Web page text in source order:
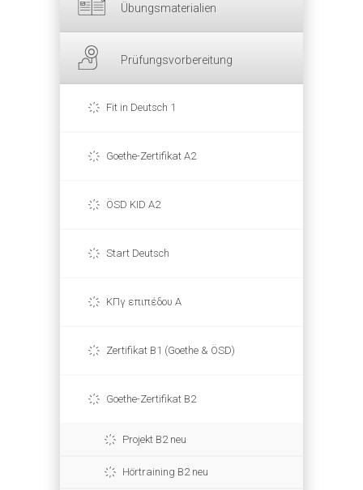
Übungsmaterialien
Prüfungsvorbereitung
Fit in Deutsch 1
Goethe-Zertifikat A2
ÖSD KID A2
Start Deutsch
ΚΠγ επιπέδου Α
Zertifikat B1 (Goethe & ÖSD)
Goethe-Zertifikat B2
Projekt B2 neu
Hörtraining B2 neu